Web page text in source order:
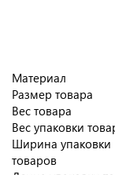
Материал
Размер товара
Вес товара
Вес упаковки
Ширина упаковки
товаров